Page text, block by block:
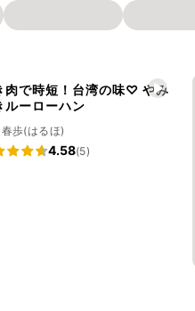
肉で時短！台湾の味♡ やみ
ルーローハン
春歩(はるほ)
4.58(5)